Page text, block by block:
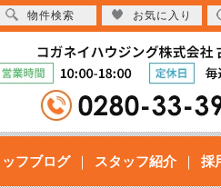
ッフブログ スタッフ紹介 採
物件検索 お気に入り